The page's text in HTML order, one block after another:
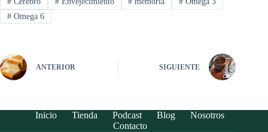
#Omega 6
ANTERIOR SIGUIENTE
Inicio Tienda Podcast Blog
Nosotros
Contacto